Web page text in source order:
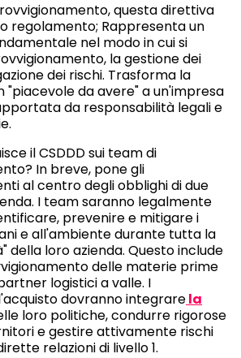
questa direttiva
regolamento; Rappresenta un
nel modo in cui si
la gestione dei
dei rischi. Trasforma la
"piacevole da avere" a un'impresa
da responsabilità legali e
il CSDDD sui team di
In breve, pone gli
al centro degli obblighi di due
I team saranno legalmente
prevenire e mitigare i
e all'ambiente durante tutta la
della loro azienda. Questo include
delle materie prime
logistici a valle. I
dovranno integrarela
loro politiche, condurre rigorose
e gestire attivamente rischi
relazioni di livello 1.